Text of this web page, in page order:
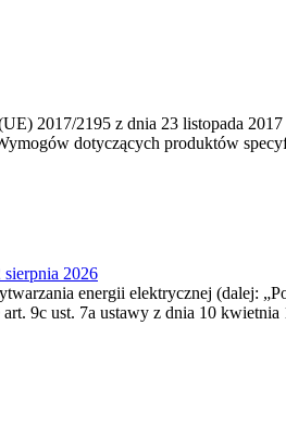
2017/2195 z dnia 23‍ listopada 2017
dotyczących produktów
2026
energii elektrycznej (dalej:
9c ust. 7a ustawy z dnia 10 kwietnia